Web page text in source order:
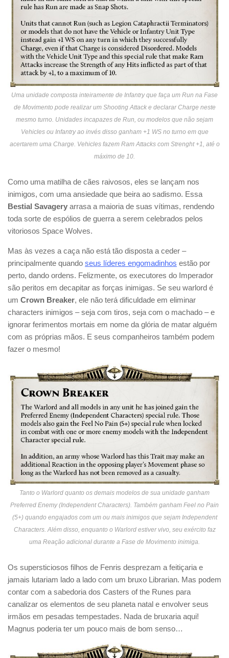
Uma unidade composta inteiramente de Infantry que faça um Run na Fase
de Movimento pode realizar um Shooting Attack e declarar Charge neste
mesmo turno. Unidades incapazes de Run, ou modelos que não sejam
Vehicles ou Infantry ao invés disso ganham +1 WS no turno em que
acertarem uma Charge. Vehicles fazem Ram Attacks com Strenght +1, até o
máximo de 10.
Como uma matilha de cães raivosos, eles se lançam nos
inimigos, com uma ansiedade que beira ao sadismo. Essa
Bestial Savagery arrasa a maioria de suas vítimas, rendendo
toda sorte de espólios de guerra a serem celebrados pelos
vitoriosos Space Wolves.
Mas às vezes a caça não está tão disposta a ceder –
principalmente quando seus líderes engomadinhos estão por
perto, dando ordens. Felizmente, os executores do Imperador
são peritos em decapitar as forças inimigas. Se seu warlord é
um Crown Breaker, ele não terá dificuldade em eliminar
characters inimigos – seja com tiros, seja com o machado – e
ignorar ferimentos mortais em nome da glória de matar alguém
com as próprias mãos. E seus companheiros também podem
fazer o mesmo!
Tanto o Warlord quanto os demais modelos de sua unidade ganham
Preferred Enemy (Independent Characters). Também ganham Feel no Pain
(5+) quando engajados com um ou mais inimigos que sejam Independent
Characters. Além disso, enquanto o Warlord estiver vivo, seu exército faz
uma Reação adicional durante a Fase de Movimento inimiga.
Os supersticiosos filhos de Fenris desprezam a feitiçaria e
jamais lutariam lado a lado com um bruxo Librarian. Mas podem
contar com a sabedoria dos Casters of the Runes para
canalizar os elementos de seu planeta natal e envolver seus
irmãos em pesadas tempestades. Nada de bruxaria aqui!
Magnus poderia ter um pouco mais de bom senso…